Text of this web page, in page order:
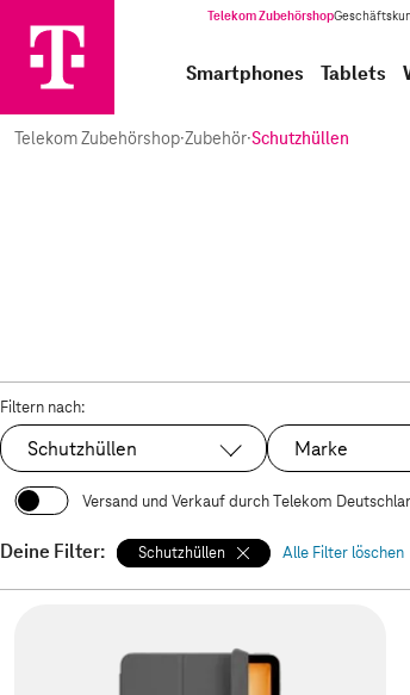
Telekom Zubehörshop(Wird in
Smartphones Tablets
Telekom Zubehörshop·Zubehör·Schutzhüllen
Filtern nach:
Ausgewählt:
Schutzhüllen Marke
Versand und Verkauf durch Telekom
Deine Filter: Schutzhüllen Alle Filter löschen